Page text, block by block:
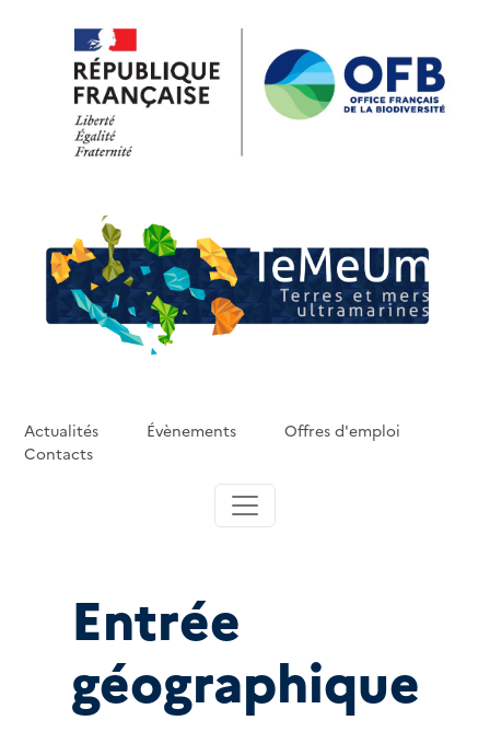
Actualités Évènements
Offres d'emploi
Contacts
Entrée
géographique